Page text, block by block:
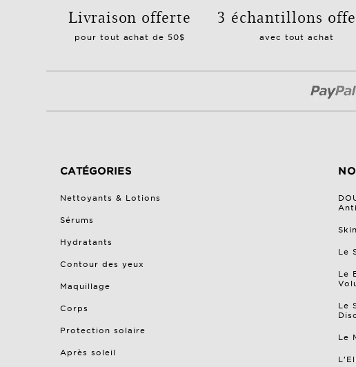
Livraison offerte
pour tout achat de 50$
3 échantillons
avec tout achat
CATÉGORIES
Nettoyants & Lotions
Sérums
Hydratants
Contour des yeux
Maquillage
Corps
Protection solaire
Après soleil
Le
Le
Le
Le